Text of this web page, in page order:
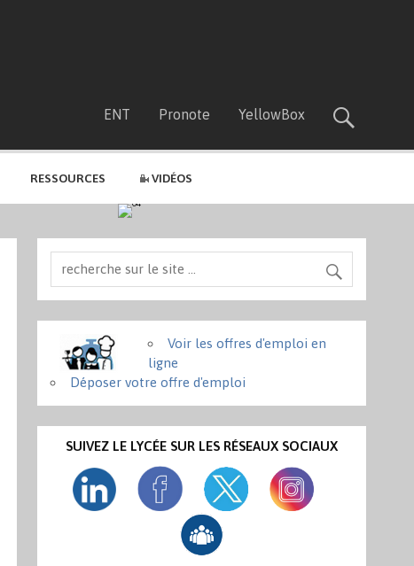
ENT Pronote YellowBox
RESSOURCES VIDÉOS
Voir les offres d'emploi en
ligne
Déposer votre offre d'emploi
SUIVEZ LE LYCÉE SUR LES RÉSEAUX SOCIAUX